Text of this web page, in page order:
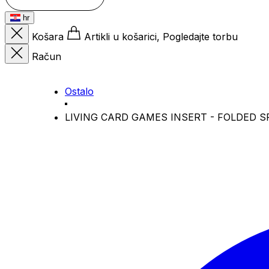
hr
Košara
Artikli u košarici, Pogledajte torbu
Račun
Ostalo
LIVING CARD GAMES INSERT - FOLDED